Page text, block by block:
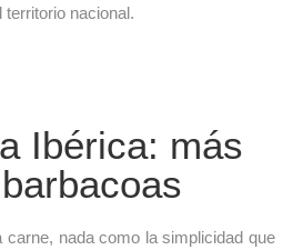
nacional.
Ibérica: más
carne, nada como la simplicidad que